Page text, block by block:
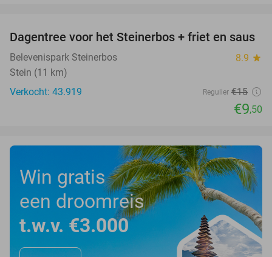
37%
Dagentree voor het Steinerbos + friet en saus
Belevenispark Steinerbos 8.9 star
Stein (11 km)
Verkocht: 43.919
Regulier €15
€9,50
Win gratis
een droomreis
t.w.v. €3.000